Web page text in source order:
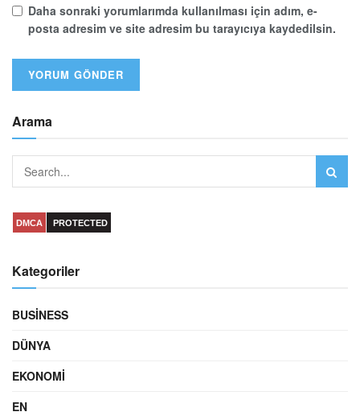
Daha sonraki yorumlarımda kullanılması için adım, e-
posta adresim ve site adresim bu tarayıcıya kaydedilsin.
Arama
DMCA PROTECTED
Kategoriler
BUSINESS
DÜNYA
EKONOMI
EN